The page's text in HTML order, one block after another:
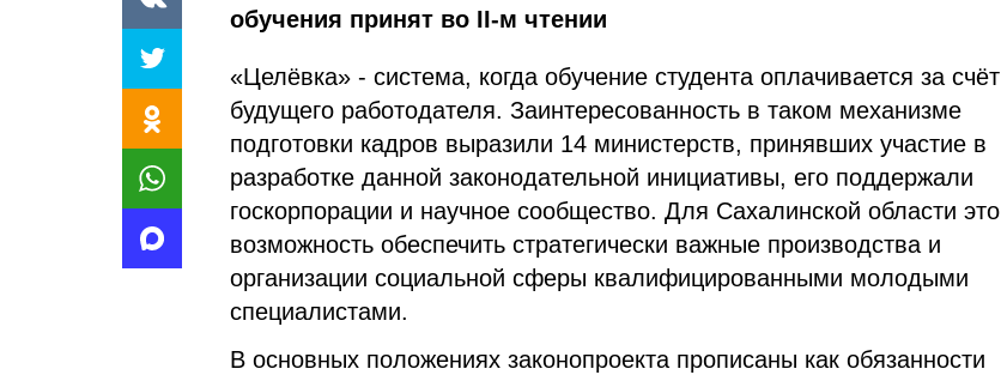
обучения принят во II-м чтении
«Целёвка» - система, когда обучение студента оплачивается за счёт
будущего работодателя. Заинтересованность в таком механизме
подготовки кадров выразили 14 министерств, принявших участие в
разработке данной законодательной инициативы, его поддержали
госкорпорации и научное сообщество. Для Сахалинской области это
возможность обеспечить стратегически важные производства и
организации социальной сферы квалифицированными молодыми
специалистами.
В основных положениях законопроекта прописаны как обязанности